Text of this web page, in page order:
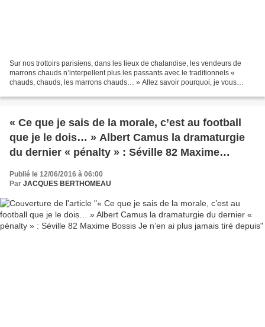
Sur nos trottoirs parisiens, dans les lieux de chalandise, les vendeurs de
marrons chauds n’interpellent plus les passants avec le traditionnels «
chauds, chauds, les marrons chauds… » Allez savoir pourquoi, je vous
« Ce que je sais de la morale, c’est au football
que je le dois… » Albert Camus la dramaturgie
du dernier « pénalty » : Séville 82 Maxime
Bossis Je n’en ai plus jamais tiré depuis
Publié le 12/06/2016 à 06:00
Par JACQUES BERTHOMEAU